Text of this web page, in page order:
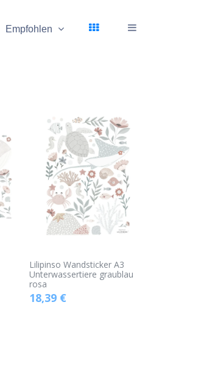
Empfohlen
Lilipinso Wandsticker A3
Unterwassertiere graublau
rosa
18,39 €